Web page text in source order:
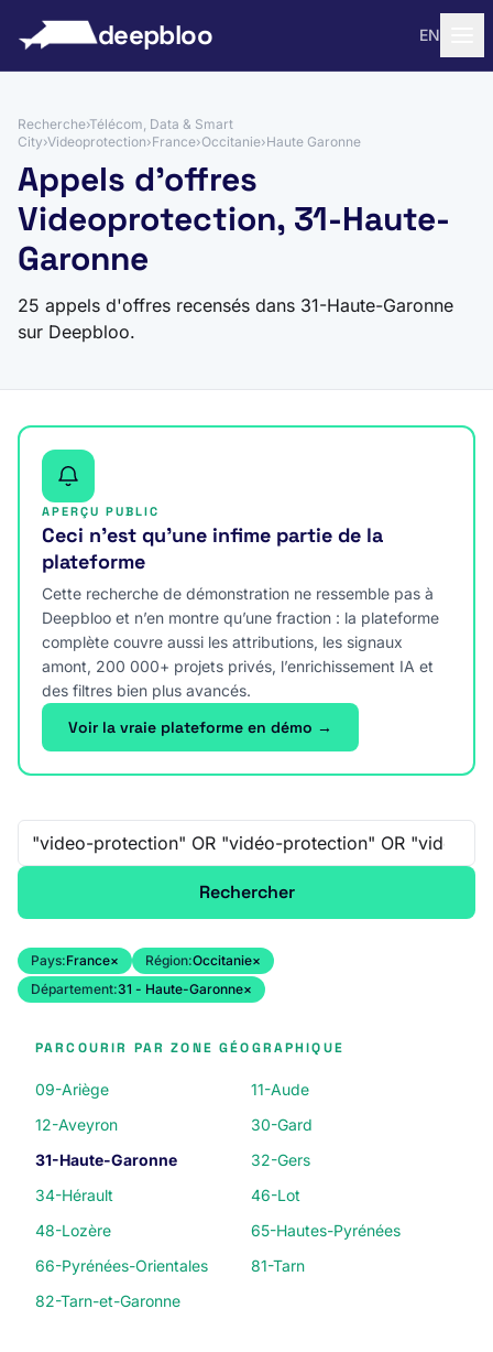
deepbloo EN
Recherche›Télécom, Data & Smart
City›Videoprotection›France›Occitanie›Haute Garonne
Appels d'offres
Videoprotection, 31-Haute-
Garonne
25 appels d'offres recensés dans 31-Haute-Garonne
sur Deepbloo.
APERÇU PUBLIC
Ceci n’est qu’une infime partie de la
plateforme
Cette recherche de démonstration ne ressemble pas à
Deepbloo et n’en montre qu’une fraction : la plateforme
complète couvre aussi les attributions, les signaux
amont, 200 000+ projets privés, l’enrichissement IA et
des filtres bien plus avancés.
Voir la vraie plateforme en démo →
Recherche libre
Rechercher
Pays:France× Région:Occitanie×
Département:31 - Haute-Garonne×
PARCOURIR PAR ZONE GÉOGRAPHIQUE
09-Ariège
11-Aude
12-Aveyron
30-Gard
31-Haute-Garonne
32-Gers
34-Hérault
46-Lot
48-Lozère
65-Hautes-Pyrénées
66-Pyrénées-Orientales
81-Tarn
82-Tarn-et-Garonne